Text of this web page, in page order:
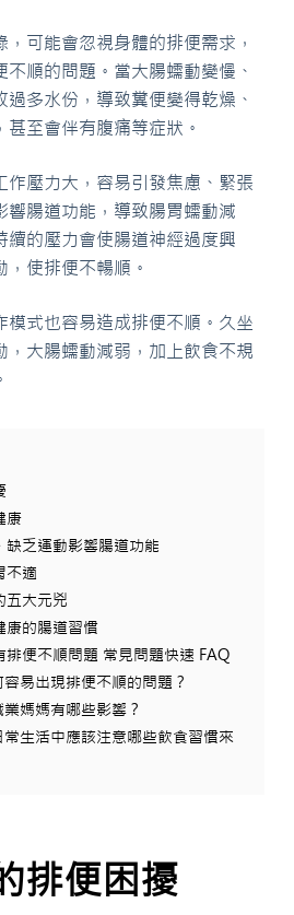
可能會忽視身體的排便需求，
順的問題。當大腸蠕動變慢、
多水份，導致糞便變得乾燥、
至會伴有腹痛等症狀。
作壓力大，容易引發焦慮、緊張
響腸道功能，導致腸胃蠕動減
續的壓力會使腸道神經過度興
使排便不暢順。
模式也容易造成排便不順。久坐
，大腸蠕動減弱，加上飲食不規
康
缺乏運動影響腸道功能
不適
五大元兇
康的腸道習慣
排便不順問題 常見問題快速 FAQ
易出現排便不順的問題？
媽媽有哪些影響？
生活中應該注意哪些飲食習慣來
排便困擾